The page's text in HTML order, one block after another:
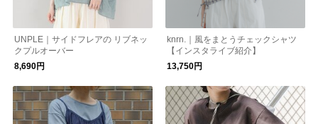
UNPLE｜サイドフレアの リブネッ
クプルオーバー
8,690円
knrn.｜風をまとうチェックシャツ
【インスタライブ紹介】
13,750円